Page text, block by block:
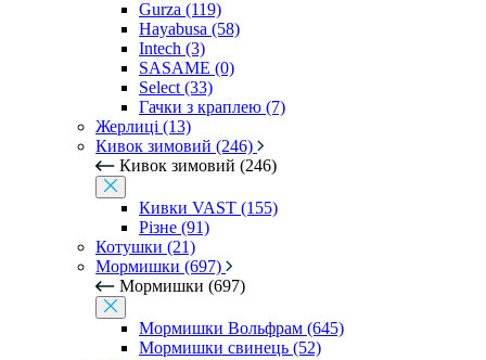
Gurza (119)
Hayabusa (58)
Intech (3)
SASAME (0)
Select (33)
Гачки з краплею (7)
Жерлиці (13)
Кивок зимовий (246)
Кивок зимовий (246)
Кивки VAST (155)
Різне (91)
Котушки (21)
Мормишки (697)
Мормишки (697)
Мормишки Вольфрам (645)
Мормишки свинець (52)